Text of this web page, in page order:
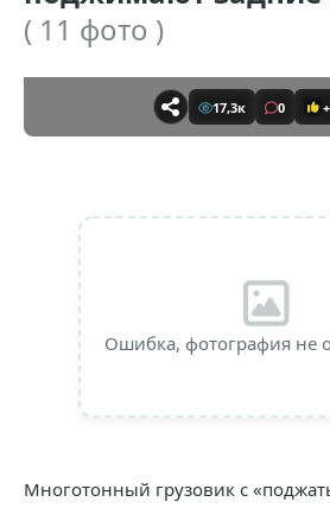
( 11 фото )
17,3к 0
Ошибка, фотография не
Многотонный грузовик с